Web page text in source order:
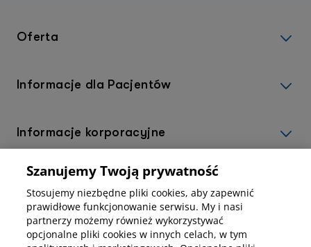
Oferta
Informacje dla Pacjentów
Informacje korporacyjne
Kup abonamenty online
Kup online
Szanujemy Twoją prywatność
Stosujemy niezbędne pliki cookies, aby zapewnić
prawidłowe funkcjonowanie serwisu. My i nasi
partnerzy możemy również wykorzystywać
opcjonalne pliki cookies w innych celach, w tym